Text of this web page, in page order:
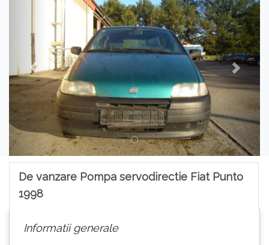
De vanzare Pompa servodirectie Fiat Punto
1998
Informatii generale